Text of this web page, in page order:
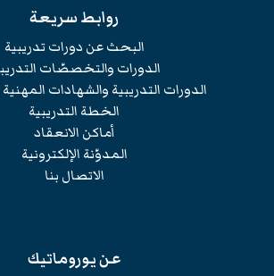
روابط سريعة
البحث عن دورات تدريبية
الدورات والتخصصّات
الدورات التدريبية والشهادات
الخطة التدريبية
أماكن الانعقاد
المدوّنة الإلكترونية
الاتصال بنا
عن يوروماتيك